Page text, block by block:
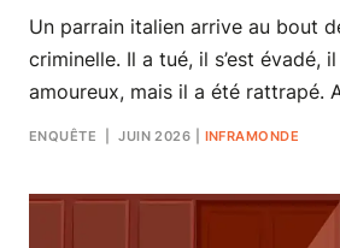
Un parrain italien arrive au bout
criminelle. Il a tué, il s’est évadé,
amoureux, mais il a été rattrapé.
ENQUÊTE | JUIN 2026 INFRAMONDE